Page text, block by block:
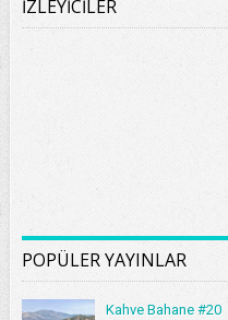
İZLEYİCİLER
POPÜLER YAYINLAR
Kahve Bahane #20